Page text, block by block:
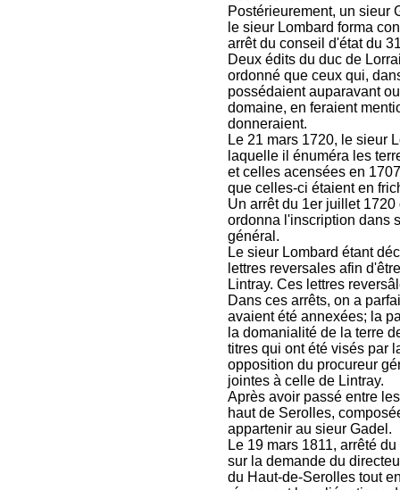
Postérieurement, un sieur
le sieur Lombard forma
arrêt du conseil d'état du
Deux édits du duc de
ordonné que ceux qui,
possédaient auparavant
domaine, en feraient
donneraient.
Le 21 mars 1720, le sieur
laquelle il énuméra les
et celles acensées en
que celles-ci étaient en
Un arrêt du 1er juillet
ordonna l'inscription dans
général.
Le sieur Lombard étant
lettres reversales afin
Lintray. Ces lettres
Dans ces arrêts, on a
avaient été annexées; la
la domanialité de la terre
titres qui ont été visés par
opposition du procureur
jointes à celle de Lintray.
Après avoir passé entre
haut de Serolles,
appartenir au sieur Gadel.
Le 19 mars 1811, arrêté
sur la demande du
du Haut-de-Serolles tout